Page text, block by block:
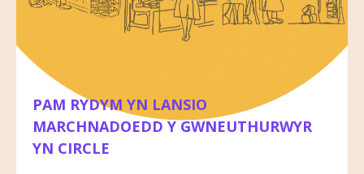
PAM RYDYM YN LANSIO
MARCHNADOEDD Y GWNEUTHURWYR
YN CIRCLE